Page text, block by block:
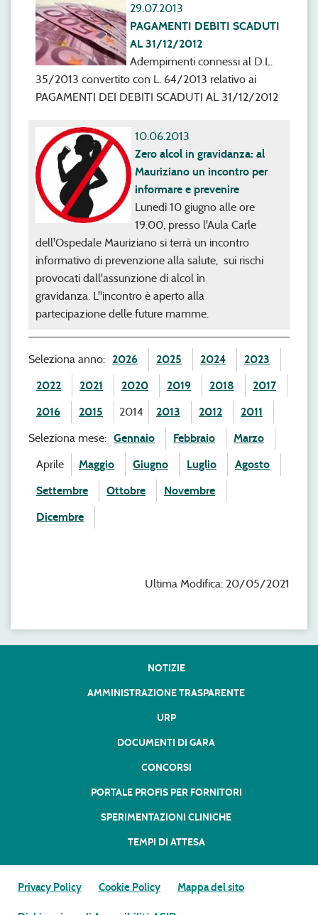
29.07.2013
PAGAMENTI DEBITI SCADUTI
AL 31/12/2012
Adempimenti connessi al D.L.
35/2013 convertito con L. 64/2013 relativo ai
PAGAMENTI DEI DEBITI SCADUTI AL 31/12/2012
10.06.2013
Zero alcol in gravidanza: al
Mauriziano un incontro per
informare e prevenire
Lunedì 10 giugno alle ore
19.00, presso l'Aula Carle
dell'Ospedale Mauriziano si terrà un incontro
informativo di prevenzione alla salute, sui rischi
provocati dall'assunzione di alcol in
gravidanza. L''incontro è aperto alla
partecipazione delle future mamme.
Seleziona anno: 2026 2025 2024
2023
2022
2021 2020 2019 2018
2017
2016
2015 2014 2013 2012
2011
Seleziona mese: Gennaio Febbraio
Marzo
Aprile
Maggio Giugno Luglio
Agosto
Settembre
Ottobre
Novembre
Dicembre
Ultima Modifica: 20/05/2021
NOTIZIE
AMMINISTRAZIONE TRASPARENTE
URP
DOCUMENTI DI GARA
CONCORSI
PORTALE PROFIS PER FORNITORI
SPERIMENTAZIONI CLINICHE
TEMPI DI ATTESA
Privacy Policy Cookie Policy Mappa del sito